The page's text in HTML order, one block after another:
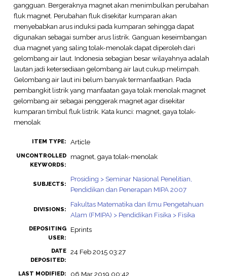
gangguan. Bergeraknya magnet akan menimbulkan perubahan
fluk magnet. Perubahan fluk disekitar kumparan akan
menyebabkan arus induksi pada kumparan sehingga dapat
digunakan sebagai sumber arus listrik. Ganguan keseimbangan
dua magnet yang saling tolak-menolak dapat diperoleh dari
gelombang air laut. Indonesia sebagian besar wilayahnya adalah
lautan jadi ketersediaan gelombang air laut cukup melimpah.
Gelombang air laut ini belum banyak termanfaatkan. Pada
pembangkit listrik yang manfaatan gaya tolak menolak magnet
gelombang air sebagai penggerak magnet agar disekitar
kumparan timbul fluk listrik. Kata kunci: magnet, gaya tolak-
menolak
ITEM TYPE: Article
UNCONTROLLED
KEYWORDS:
magnet, gaya tolak-menolak
SUBJECTS:
Prosiding > Seminar Nasional Penelitian,
Pendidikan dan Penerapan MIPA 2007
DIVISIONS:
Fakultas Matematika dan Ilmu Pengetahuan
Alam (FMIPA) > Pendidikan Fisika > Fisika
DEPOSITING
USER:
Eprints
DATE
DEPOSITED:
24 Feb 2015 03:27
LAST MODIFIED: 06 Mar 2019 00:42